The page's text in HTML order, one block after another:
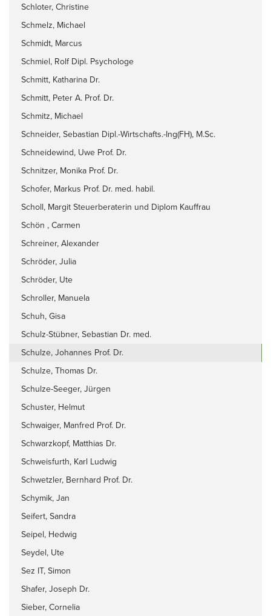
Schloter, Christine
Schmelz, Michael
Schmidt, Marcus
Schmiel, Rolf Dipl. Psychologe
Schmitt, Katharina Dr.
Schmitt, Peter A. Prof. Dr.
Schmitz, Michael
Schneider, Sebastian Dipl.-Wirtschafts.-Ing(FH), M.Sc.
Schneidewind, Uwe Prof. Dr.
Schnitzer, Monika Prof. Dr.
Schofer, Markus Prof. Dr. med. habil.
Scholl, Margit Steuerberaterin und Diplom Kauffrau
Schön , Carmen
Schreiner, Alexander
Schröder, Julia
Schröder, Ute
Schroller, Manuela
Schuh, Gisa
Schulz-Stübner, Sebastian Dr. med.
Schulze, Johannes Prof. Dr.
Schulze, Thomas Dr.
Schulze-Seeger, Jürgen
Schuster, Helmut
Schwaiger, Manfred Prof. Dr.
Schwarzkopf, Matthias Dr.
Schweisfurth, Karl Ludwig
Schwetzler, Bernhard Prof. Dr.
Schymik, Jan
Seifert, Sandra
Seipel, Hedwig
Seydel, Ute
Sez IT, Simon
Shafer, Joseph Dr.
Sieber, Cornelia